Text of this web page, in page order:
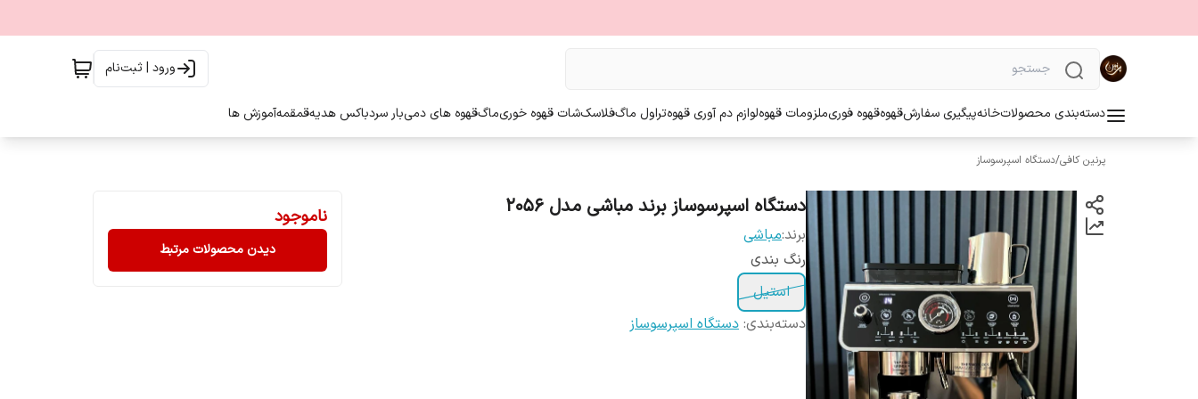
ورود | ثبت‌نام
دسته‌بندی محصولاتخانهپیگیری سفارشقهوهقهوه فوریملزومات قهوهلوازم دم آوری قهوهتراول ماگفلاسکشات قهوه خوریماگقهوه های دمیبار سردباکس هدیهقمقمهآموزش ها
پرنین کافی/دستگاه اسپرسوساز
دستگاه اسپرسوساز برند مباشی مدل ۲۰۵۶
برند:مباشی
رنگ بندی
استیل
دسته‌بندی: دستگاه اسپرسوساز
ناموجود
دیدن محصولات مرتبط